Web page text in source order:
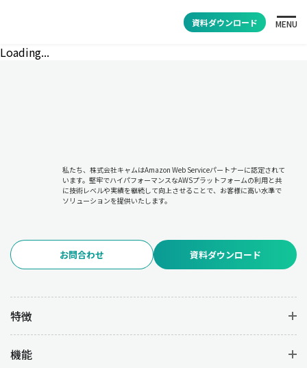
資料ダウンロード MENU
Loading...
私たち、株式会社キャムはAmazon Web Serviceパートナーに認定されて
います。堅牢でハイパフォーマンスなAWSプラットフォームの利用と共
に技術レベルや実績を継続して向上させることで、お客様に高い水準で
ソリューションを提供いたします。
お問合わせ 資料ダウンロード
特徴
機能